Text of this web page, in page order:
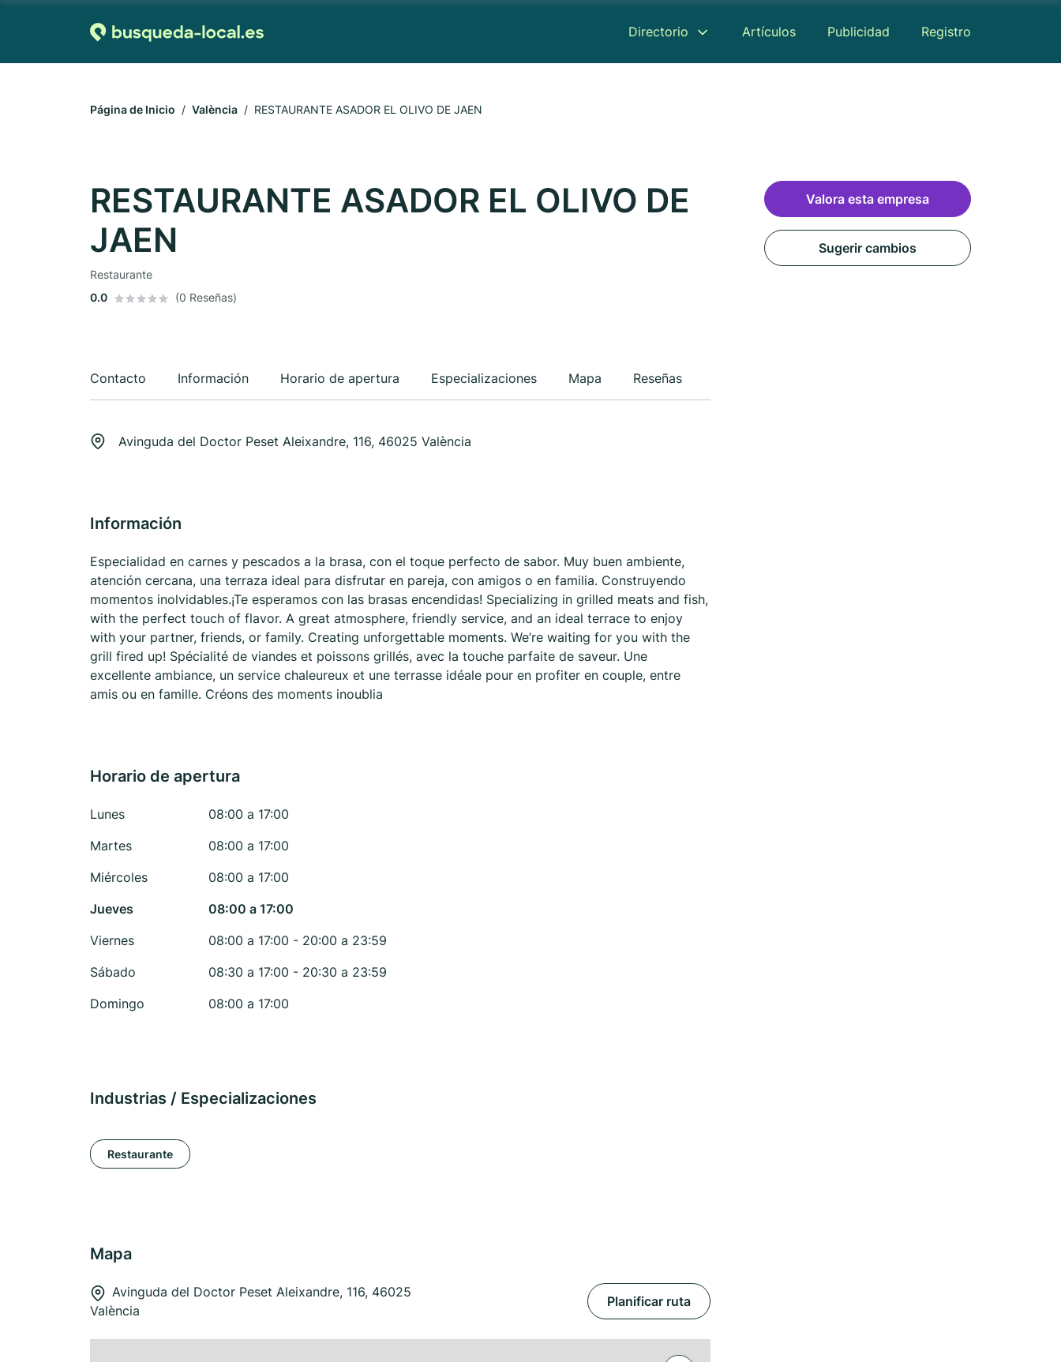
Directorio Artículos Publicidad Registro
Página de Inicio València RESTAURANTE ASADOR EL OLIVO DE JAEN
RESTAURANTE ASADOR EL OLIVO DE
JAEN
Restaurante
0.0
(0 Reseñas)
Contacto Información Horario de apertura Especializaciones Mapa Reseñas
Avinguda del Doctor Peset Aleixandre, 116, 46025 València
Información
Especialidad en carnes y pescados a la brasa, con el toque perfecto de sabor. Muy buen ambiente,
atención cercana, una terraza ideal para disfrutar en pareja, con amigos o en familia. Construyendo
momentos inolvidables.¡Te esperamos con las brasas encendidas! Specializing in grilled meats and fish,
with the perfect touch of flavor. A great atmosphere, friendly service, and an ideal terrace to enjoy
with your partner, friends, or family. Creating unforgettable moments. We’re waiting for you with the
grill fired up! Spécialité de viandes et poissons grillés, avec la touche parfaite de saveur. Une
excellente ambiance, un service chaleureux et une terrasse idéale pour en profiter en couple, entre
amis ou en famille. Créons des moments inoublia
Horario de apertura
Lunes
08:00 a 17:00
Martes
08:00 a 17:00
Miércoles
08:00 a 17:00
Jueves
08:00 a 17:00
Viernes
08:00 a 17:00 - 20:00 a 23:59
Sábado
08:30 a 17:00 - 20:30 a 23:59
Domingo
08:00 a 17:00
Industrias / Especializaciones
Restaurante
Mapa
Avinguda del Doctor Peset Aleixandre, 116, 46025
València
Planificar ruta
Valora esta empresa
Sugerir cambios